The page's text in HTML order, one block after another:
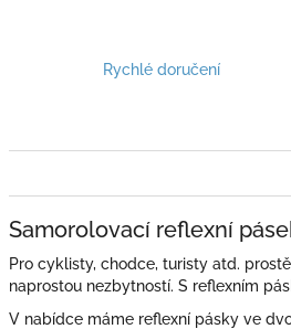
Rychlé doručení
Samorolovací reflexní
Pro cyklisty, chodce, turisty atd.
naprostou nezbytností. S reflexním
V nabídce máme reflexní pásky ve